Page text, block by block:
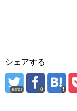
シェアする
error 0